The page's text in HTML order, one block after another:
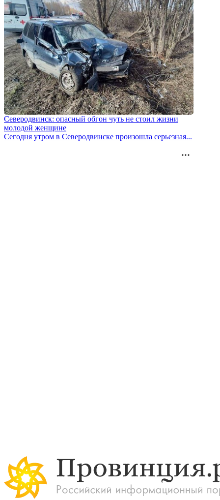
Северодвинск: опасный обгон чуть не стоил жизни
молодой женщине
Сегодня утром в Северодвинске произошла серьезная...